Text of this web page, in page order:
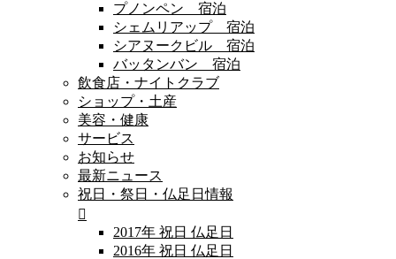
プノンペン 宿泊
シェムリアップ 宿泊
シアヌークビル 宿泊
バッタンバン 宿泊
飲食店・ナイトクラブ
ショップ・土産
美容・健康
サービス
お知らせ
最新ニュース
祝日・祭日・仏足日情報
2017年 祝日 仏足日
2016年 祝日 仏足日